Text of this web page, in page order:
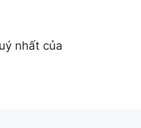
nhất của